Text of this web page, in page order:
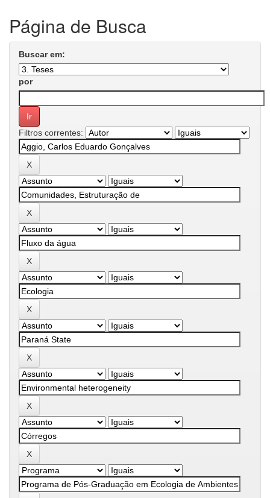
Página de Busca
Buscar em:
por
Filtros correntes: